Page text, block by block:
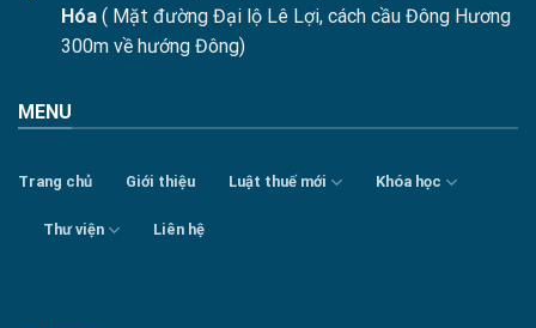
Hóa ( Mặt đường Đại lộ Lê Lợi, cách cầu Đông Hương
300m về hướng Đông)
MENU
Trang chủ Giới thiệu Luật thuế mới Khóa học
Thư viện Liên hệ